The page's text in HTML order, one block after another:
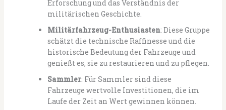
Erforschung und das Verständnis der
militärischen Geschichte.
Militärfahrzeug-Enthusiasten: Diese Gruppe
schätzt die technische Raffinesse und die
historische Bedeutung der Fahrzeuge und
genießt es, sie zu restaurieren und zu pflegen.
Sammler: Für Sammler sind diese
Fahrzeuge wertvolle Investitionen, die im
Laufe der Zeit an Wert gewinnen können.